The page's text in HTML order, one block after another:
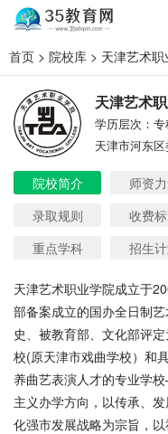
首页 > 院校库 > 天津艺术
天津艺术
学历层次：
天津市河东
院校简介 师资
录取规则
收费
重点学科
招生
天津艺术职业学院成立于
部备案成立的国办全日制
史、被教育部、文化部评
校(原天津市戏曲学校）和
养曲艺表演人才的专业学
主义办学方向，以传承、
化强市发展战略为宗旨，